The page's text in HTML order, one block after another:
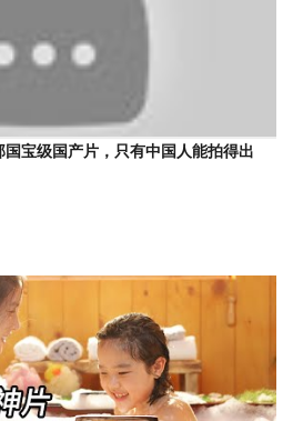
国宝级国产片，只有中国人能拍得出